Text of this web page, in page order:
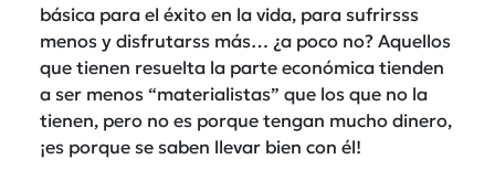
básica para el éxito en la vida, para sufrirsss
menos y disfrutarss más… ¿a poco no? Aquellos
que tienen resuelta la parte económica tienden
a ser menos “materialistas” que los que no la
tienen, pero no es porque tengan mucho dinero,
¡es porque se saben llevar bien con él!